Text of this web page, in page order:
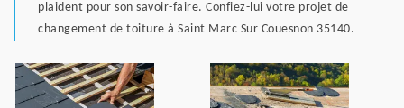
plaident pour son savoir-faire. Confiez-lui votre projet de
changement de toiture à Saint Marc Sur Couesnon 35140.